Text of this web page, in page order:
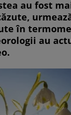
au fost
în
au